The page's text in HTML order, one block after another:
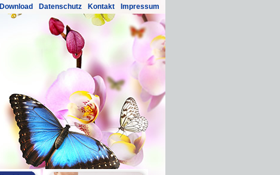
Download Datenschutz Kontakt Impressum